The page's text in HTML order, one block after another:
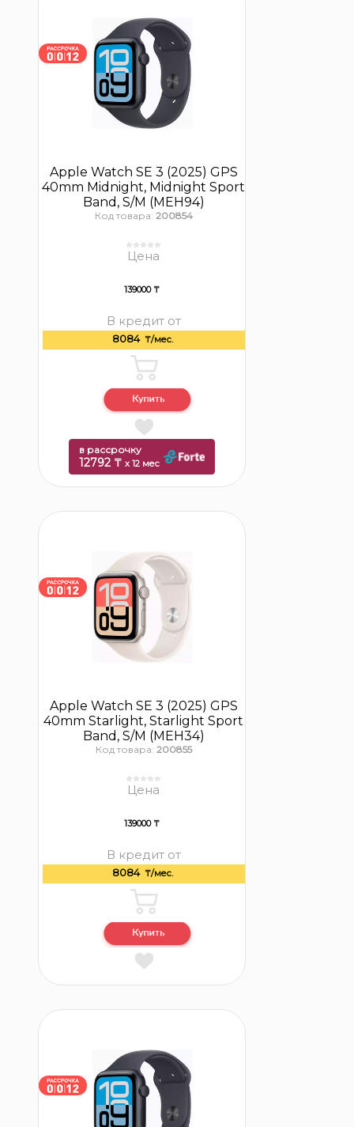
Apple Watch SE 3 (2025) GPS
40mm Midnight, Midnight Sport
Band, S/M (MEH94)
Код товара: 200854
Цена
139000 ₸
В кредит от
8084 ₸/мес.
в рассрочку
12792 ₸ x 12 мес
Apple Watch SE 3 (2025) GPS
40mm Starlight, Starlight Sport
Band, S/M (MEH34)
Код товара: 200855
Цена
139000 ₸
В кредит от
8084 ₸/мес.